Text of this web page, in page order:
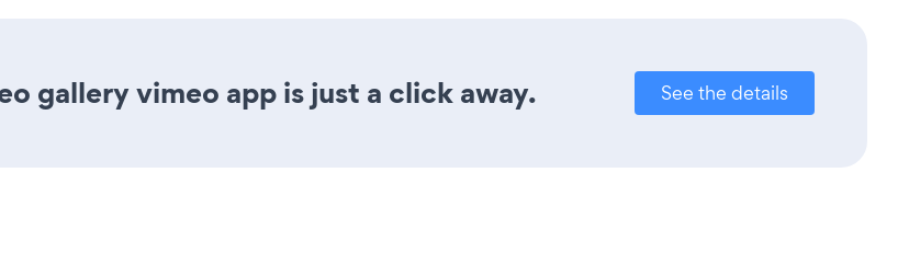
gallery vimeo app is just a click away. See the details